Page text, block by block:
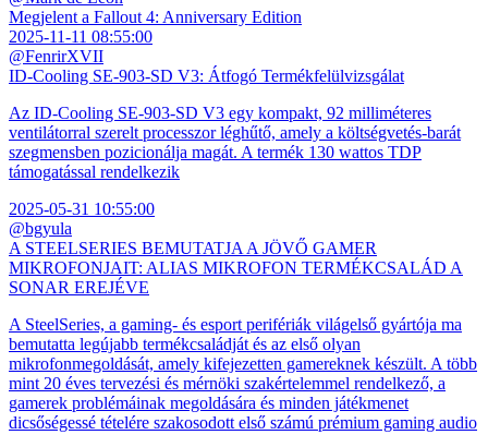
Megjelent a Fallout 4: Anniversary Edition
2025-11-11 08:55:00
@FenrirXVII
ID-Cooling SE-903-SD V3: Átfogó Termékfelülvizsgálat
Az ID-Cooling SE-903-SD V3 egy kompakt, 92 milliméteres
ventilátorral szerelt processzor léghűtő, amely a költségvetés-barát
szegmensben pozicionálja magát. A termék 130 wattos TDP
támogatással rendelkezik
2025-05-31 10:55:00
@bgyula
A STEELSERIES BEMUTATJA A JÖVŐ GAMER
MIKROFONJAIT: ALIAS MIKROFON TERMÉKCSALÁD A
SONAR EREJÉVE
A SteelSeries, a gaming- és esport perifériák világelső gyártója ma
bemutatta legújabb termékcsaládját és az első olyan
mikrofonmegoldását, amely kifejezetten gamereknek készült. A több
mint 20 éves tervezési és mérnöki szakértelemmel rendelkező, a
gamerek problémáinak megoldására és minden játékmenet
dicsőségessé tételére szakosodott első számú prémium gaming audio